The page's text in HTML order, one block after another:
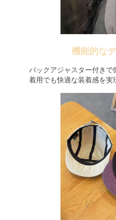
機能的な
バックアジャスター付きで
着用でも快適な装着感を実